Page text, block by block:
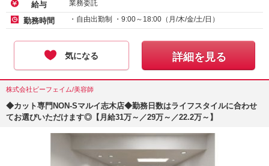
給与 業務委託
勤務時間 ・自由出勤制 ・9:00～18:00（月/木/金/土/日）
気になる 詳細を見る
株式会社ビーフェイム/美容師
◆カット専門NON-Sマルイ志木店◆勤務日数はライフスタイルに合わせ
てお選びいただけます◎【月給31万～／29万～／22.2万～】